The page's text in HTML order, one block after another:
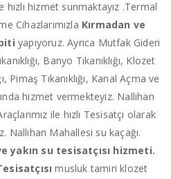
hızlı hizmet sunmaktayız .Termal
Cihazlarımızla Kırmadan ve
yapıyoruz. Ayrıca Mutfak Gideri
Banyo Tıkanıklığı, Klozet
Pimaş Tıkanıklığı, Kanal Açma ve
hizmet vermekteyiz. Nallıhan
ile hızlı Tesisatçı olarak
Nallıhan Mahallesi su kaçağı.
yakın su tesisatçısı hizmeti.
musluk tamiri klozet